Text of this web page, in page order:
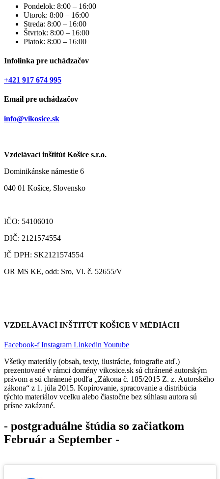
Pondelok: 8:00 – 16:00
Utorok: 8:00 – 16:00
Streda: 8:00 – 16:00
Štvrtok: 8:00 – 16:00
Piatok: 8:00 – 16:00
Infolinka pre uchádzačov
+421 917 674 995
Email pre uchádzačov
info@vikosice.sk
Vzdelávací inštitút Košice s.r.o.
Dominikánske námestie 6
040 01 Košice, Slovensko
IČO: 54106010
DIČ: 2121574554
IČ DPH: SK2121574554
OR MS KE, odd: Sro, Vl. č. 52655/V
VZDELÁVACÍ INŠTITÚT KOŠICE V MÉDIÁCH
Facebook-f Instagram Linkedin Youtube
Všetky materiály (obsah, texty, ilustrácie, fotografie atď.)
prezentované v rámci domény vikosice.sk sú chránené autorským
právom a sú chránené podľa „Zákona č. 185/2015 Z. z. Autorského
zákona“ z 1. júla 2015. Kopírovanie, spracovanie a distribúcia
týchto materiálov vcelku alebo čiastočne bez súhlasu autora sú
prísne zakázané.
- postgraduálne štúdia so začiatkom
Február a September -